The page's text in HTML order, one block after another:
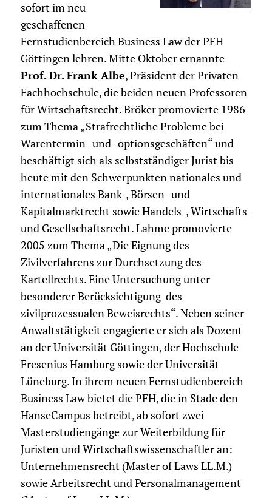
sofort im neu
geschaffenen
Fernstudienbereich Business Law der PFH
Göttingen lehren. Mitte Oktober ernannte
Prof. Dr. Frank Albe, Präsident der Privaten
Fachhochschule, die beiden neuen Professoren
für Wirtschaftsrecht. Bröker promovierte 1986
zum Thema „Strafrechtliche Probleme bei
Warentermin- und -optionsgeschäften“ und
beschäftigt sich als selbstständiger Jurist bis
heute mit den Schwerpunkten nationales und
internationales Bank-, Börsen- und
Kapitalmarktrecht sowie Handels-, Wirtschafts-
und Gesellschaftsrecht. Lahme promovierte
2005 zum Thema „Die Eignung des
Zivilverfahrens zur Durchsetzung des
Kartellrechts. Eine Untersuchung unter
besonderer Berücksichtigung des
zivilprozessualen Beweisrechts“. Neben seiner
Anwaltstätigkeit engagierte er sich als Dozent
an der Universität Göttingen, der Hochschule
Fresenius Hamburg sowie der Universität
Lüneburg. In ihrem neuen Fernstudienbereich
Business Law bietet die PFH, die in Stade den
HanseCampus betreibt, ab sofort zwei
Masterstudiengänge zur Weiterbildung für
Juristen und Wirtschaftswissenschaftler an:
Unternehmensrecht (Master of Laws LL.M.)
sowie Arbeitsrecht und Personalmanagement